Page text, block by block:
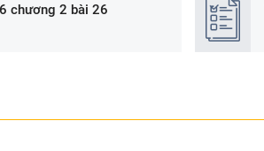
chương 2 bài 26